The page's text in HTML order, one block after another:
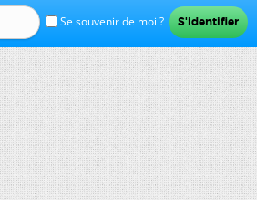
Se souvenir de moi ?